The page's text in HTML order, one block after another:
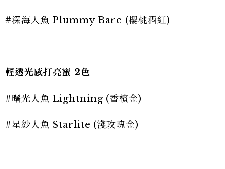
#深海人魚 Plummy Bare (櫻桃酒紅)
輕透光感打亮蜜 2色
#曙光人魚 Lightning (香檳金)
#星紗人魚 Starlite (淺玫瑰金)